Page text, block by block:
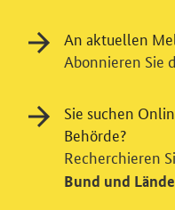
Einwilligung in
Videodienst
An aktuellen
Abonnieren Sie
Sie suchen
Behörde?
Recherchieren
Bund und